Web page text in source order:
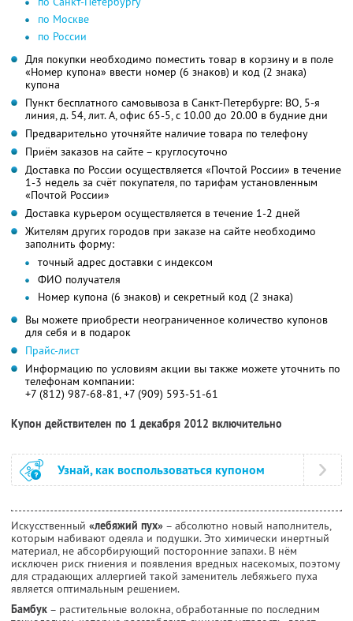
по Москве
по России
Для покупки необходимо поместить товар в корзину и в поле
«Номер купона» ввести номер (6 знаков) и код (2 знака)
купона
Пункт бесплатного самовывоза в Санкт-Петербурге: ВО, 5-я
линия, д. 54, лит. А, офис 65-5, с 10.00 до 20.00 в будние дни
Предварительно уточняйте наличие товара по телефону
Приём заказов на сайте – круглосуточно
Доставка по России осуществляется «Почтой России» в течение
1-3 недель за счёт покупателя, по тарифам установленным
«Почтой России»
Доставка курьером осуществляется в течение 1-2 дней
Жителям других городов при заказе на сайте необходимо
заполнить форму:
точный адрес доставки с индексом
ФИО получателя
Номер купона (6 знаков) и секретный код (2 знака)
Вы можете приобрести неограниченное количество купонов
для себя и в подарок
Прайс-лист
Информацию по условиям акции вы также можете уточнить по
телефонам компании:
+7 (812) 987-68-81, +7 (909) 593-51-61
Купон действителен по 1 декабря 2012 включительно
Узнай, как воспользоваться купоном
Искусственный «лебяжий пух» – абсолютно новый наполнитель,
которым набивают одеяла и подушки. Это химически инертный
материал, не абсорбирующий посторонние запахи. В нём
исключен риск гниения и появления вредных насекомых, поэтому
для страдающих аллергией такой заменитель лебяжьего пуха
является оптимальным решением.
Бамбук – растительные волокна, обработанные по последним